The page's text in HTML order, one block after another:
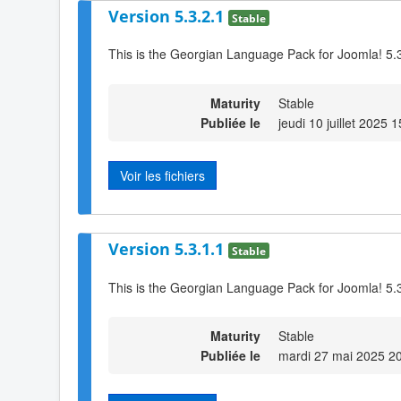
Version 5.3.2.1 Stable
This is the Georgian Language Pack for Joomla!
Maturity
Stable
Publiée le
jeudi 10 juillet 2025
Voir les fichiers
Version 5.3.1.1 Stable
This is the Georgian Language Pack for Joomla!
Maturity
Stable
Publiée le
mardi 27 mai 2025